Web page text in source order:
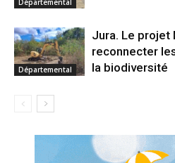
Départemental
Départemental
Jura. Le projet
reconnecter
la biodiversité